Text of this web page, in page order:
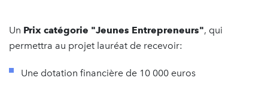
Un Prix catégorie "Jeunes Entrepreneurs", qui
permettra au projet lauréat de recevoir:
Une dotation financière de 10 000 euros